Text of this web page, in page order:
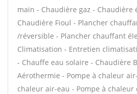
main - Chaudière gaz - Chaudière
Chaudière Fioul - Plancher
/réversible - Plancher chauffant
Climatisation - Entretien
- Chauffe eau solaire - Chaudière
Aérothermie - Pompe à chaleur
chaleur air-eau - Pompe à chaleur